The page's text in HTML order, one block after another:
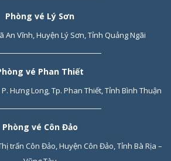
Phòng vé Lý Sơn
An Vĩnh, Huyện Lý Sơn, Tỉnh Quảng Ngãi
vé Phan Thiết
P. Hưng Long, Tp. Phan Thiết, Tỉnh Bình Thuận
Phòng vé Côn Đảo
trấn Côn Đảo, Huyện Côn Đảo, Tỉnh Bà Rịa –